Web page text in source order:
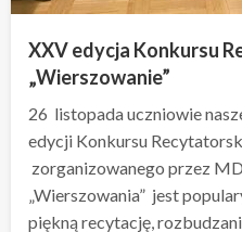
XXV edycja Konkursu
„Wierszowanie”
26 listopada uczniowie
edycji Konkursu
zorganizowanego przez
„Wierszowania” jest
piękną recytację,